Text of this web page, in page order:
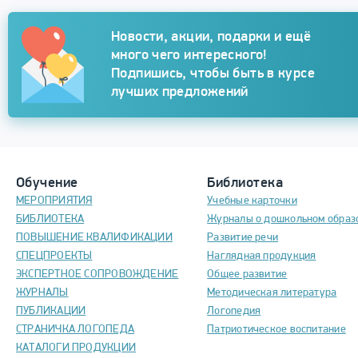
Новости, акции, подарки и ещё
много чего интересного!
Подпишись, чтобы быть в курсе
лучших предложений
Обучение
МЕРОПРИЯТИЯ
БИБЛИОТЕКА
ПОВЫШЕНИЕ КВАЛИФИКАЦИИ
СПЕЦПРОЕКТЫ
ЭКСПЕРТНОЕ СОПРОВОЖДЕНИЕ
ЖУРНАЛЫ
ПУБЛИКАЦИИ
СТРАНИЧКА ЛОГОПЕДА
КАТАЛОГИ ПРОДУКЦИИ
Библиотека
Учебные карточки
Журналы о дошкольном
Развитие речи
Наглядная продукция
Общее развитие
Методическая литература
Логопедия
Патриотическое воспитание